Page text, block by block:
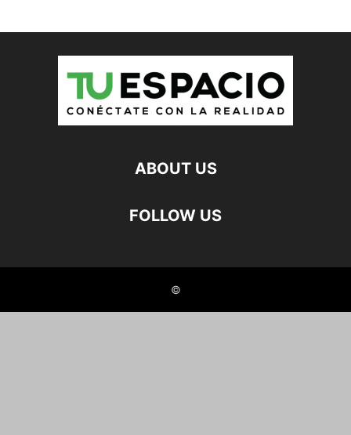
ABOUT US
FOLLOW US
©